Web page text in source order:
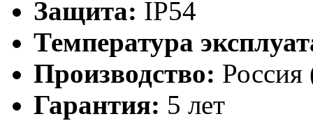
Защита: IP54
Температура
Производство: Россия
Гарантия: 5 лет